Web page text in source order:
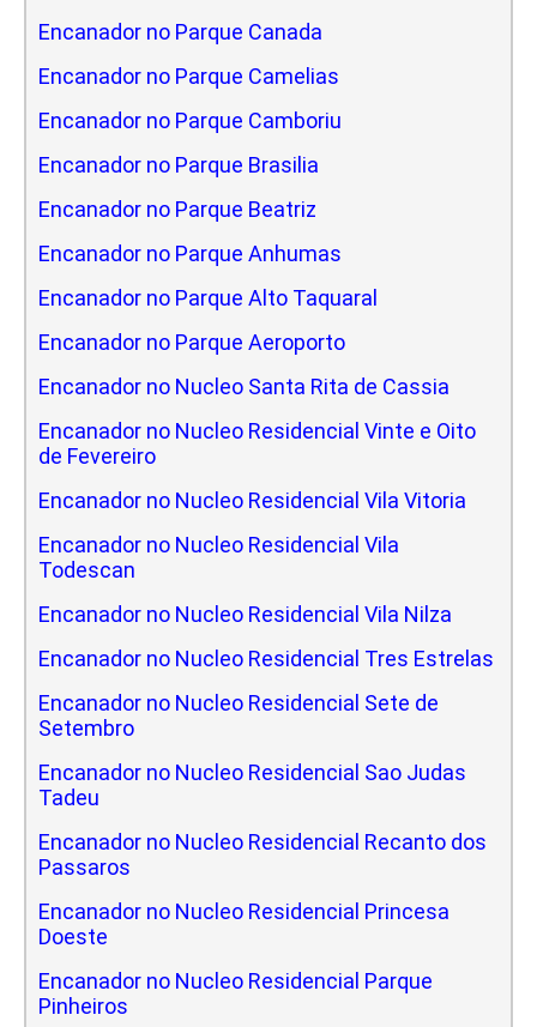
Encanador no Parque Canada
Encanador no Parque Camelias
Encanador no Parque Camboriu
Encanador no Parque Brasilia
Encanador no Parque Beatriz
Encanador no Parque Anhumas
Encanador no Parque Alto Taquaral
Encanador no Parque Aeroporto
Encanador no Nucleo Santa Rita de Cassia
Encanador no Nucleo Residencial Vinte e Oito
de Fevereiro
Encanador no Nucleo Residencial Vila Vitoria
Encanador no Nucleo Residencial Vila
Todescan
Encanador no Nucleo Residencial Vila Nilza
Encanador no Nucleo Residencial Tres Estrelas
Encanador no Nucleo Residencial Sete de
Setembro
Encanador no Nucleo Residencial Sao Judas
Tadeu
Encanador no Nucleo Residencial Recanto dos
Passaros
Encanador no Nucleo Residencial Princesa
Doeste
Encanador no Nucleo Residencial Parque
Pinheiros